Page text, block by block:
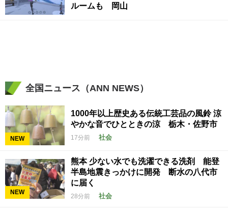
ルームも 岡山
全国ニュース（ANN NEWS）
NEW
1000年以上歴史ある伝統工芸品の風鈴 涼
やかな音でひとときの涼 栃木・佐野市
17分前 社会
NEW
熊本 少ない水でも洗濯できる洗剤 能登
半島地震きっかけに開発 断水の八代市
に届く
28分前 社会